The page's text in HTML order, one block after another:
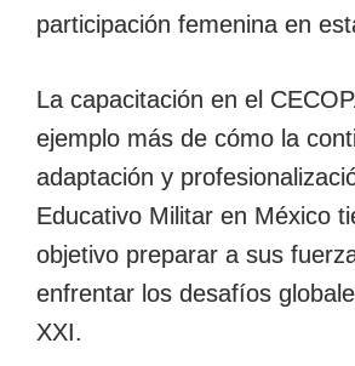
participación femenina en
La capacitación en el
ejemplo más de cómo la
adaptación y
Educativo Militar en México
objetivo preparar a sus
enfrentar los desafíos
XXI.